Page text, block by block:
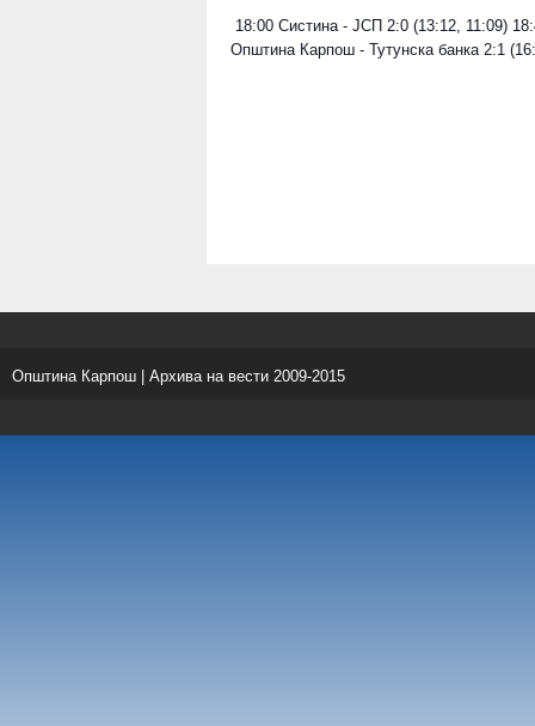
Општина Карпош - Тутунска банка 2:1
Општина Карпош | Архива на вести 2009-2015